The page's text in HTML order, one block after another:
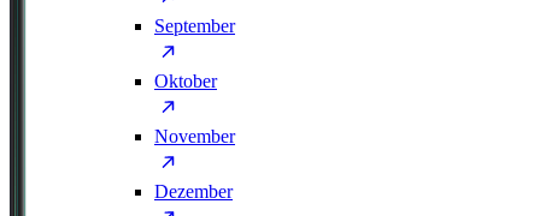
September
Oktober
November
Dezember